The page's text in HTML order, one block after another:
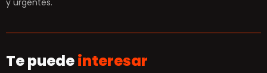
y urgentes.
Te puedeinteresar